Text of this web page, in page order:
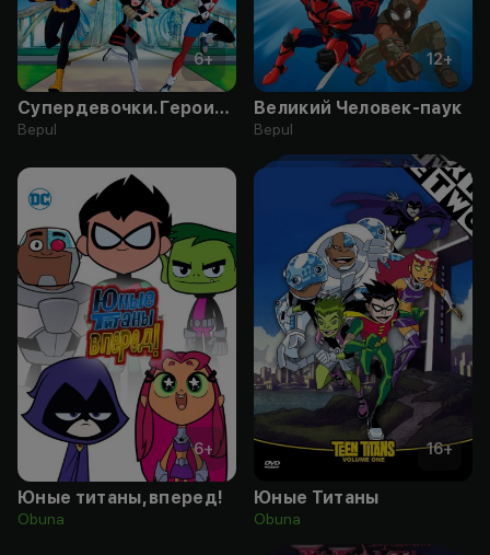
6+
Супердевочки. Героиня года
Bepul
12+
Великий Человек-паук
Bepul
6+
Юные титаны, вперед!
Obuna
16+
Юные Титаны
Obuna